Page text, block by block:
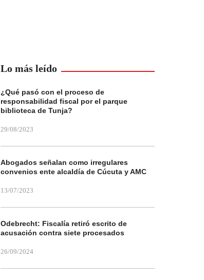
Lo más leído
¿Qué pasó con el proceso de
responsabilidad fiscal por el parque
biblioteca de Tunja?
29/08/2023
Abogados señalan como irregulares
convenios ente alcaldía de Cúcuta y AMC
13/07/2023
Odebrecht: Fiscalía retiró escrito de
acusación contra siete procesados
26/09/2024